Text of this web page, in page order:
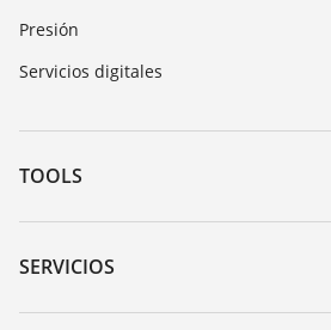
Presión
Servicios digitales
TOOLS
Zona de descarga
Búsqueda por número de serie
SERVICIOS
Devolución de instrumentos